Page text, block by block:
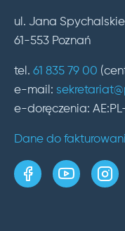
ul. Jana
61-553 Poznań
tel. 61 835 79 00
e-mail:
e-doręczenia:
Dane do
strona wkanał